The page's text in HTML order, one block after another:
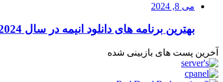
می 8, 2024
بهترین برنامه های دانلود انیمه در سال 2024 برای اندروید و آیفون
آخرین پست های بازبینی شده